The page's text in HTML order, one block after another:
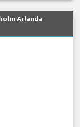
Arlanda